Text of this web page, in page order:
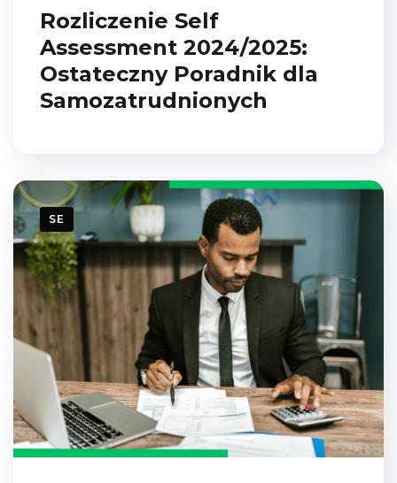
Rozliczenie Self
Assessment 2024/2025:
Ostateczny Poradnik dla
Samozatrudnionych
SE